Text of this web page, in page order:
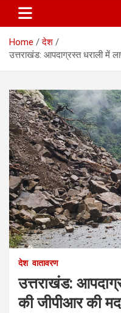
Home
देश
उत्तराखंड: आपदाग्रस्त धराली में
देश वातावरण
उत्तराखंड:
की जीपीआर की